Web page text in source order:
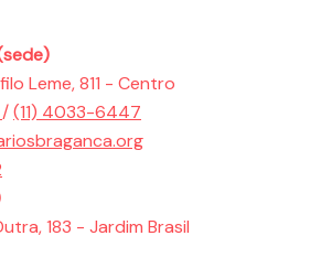
Leme, 811 - Centro
/(11) 4033-6447
183 - Jardim Brasil